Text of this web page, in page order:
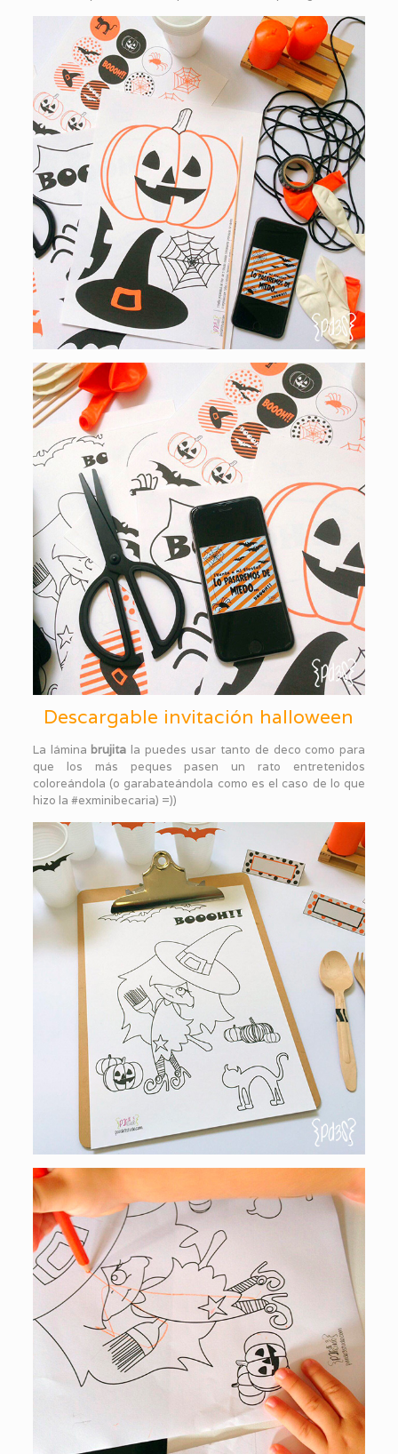
Descargable invitación halloween
La lámina brujita la puedes usar tanto de deco como para
que los más peques pasen un rato entretenidos
coloreándola (o garabateándola como es el caso de lo que
hizo la #exminibecaria) =))